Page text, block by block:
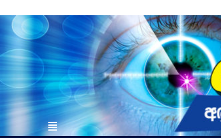
to
contentvinivida.lk